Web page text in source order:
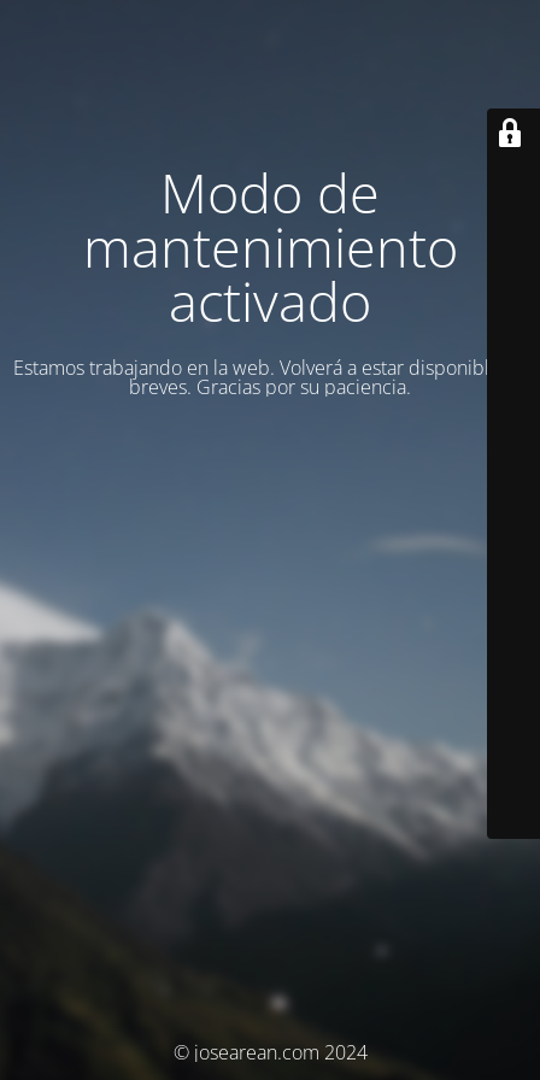
Modo de
mantenimiento
activado
Estamos trabajando en la web. Volverá a estar disponible en
breves. Gracias por su paciencia.
© josearean.com 2024